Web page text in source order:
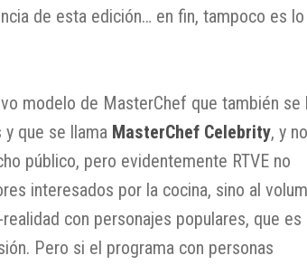
de esta edición… en fin, tampoco es lo
modelo de MasterChef que también se
que se llama MasterChef Celebrity, y no
público, pero evidentemente RTVE no
interesados por la cocina, sino al
con personajes populares, que es
Pero si el programa con personas